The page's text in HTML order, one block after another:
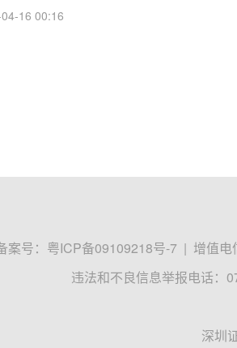
16 00:16
案号： 粤ICP备09109218号-7 | 增值电
违法和不良信息举报电话：
深圳